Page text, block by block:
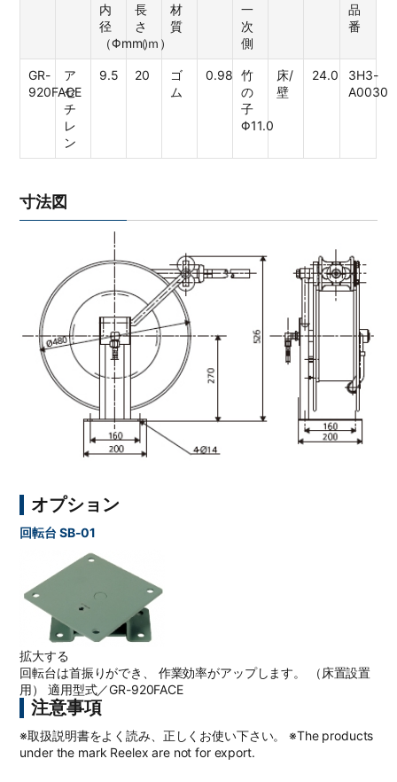
内
径
（Φmm）
長
さ
（ｍ）
材
質
一
次
側
品
番
GR-
920FACE
ア
セ
チ
レ
ン
9.5 20
ゴ
ム
0.98
竹
の
子
Φ11.0
床/
壁
24.0
3H3-
A0030
寸法図
オプション
回転台 SB-01
拡大する
回転台は首振りができ、 作業効率がアップします。 （床置設置
用） 適用型式／GR-920FACE
注意事項
※取扱説明書をよく読み、正しくお使い下さい。 ※The products
under the mark Reelex are not for export.